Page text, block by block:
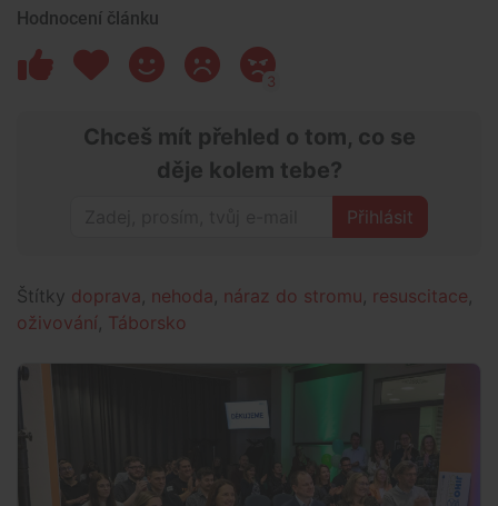
Hodnocení článku
3
Chceš mít přehled o tom, co se
děje kolem tebe?
Přihlásit
Štítky doprava, nehoda, náraz do stromu, resuscitace,
oživování, Táborsko